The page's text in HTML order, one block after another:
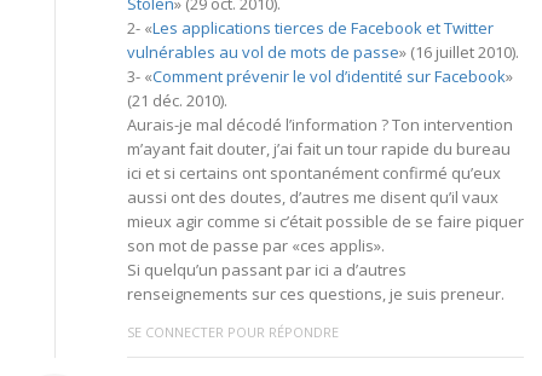
2- «Les applications tierces de Facebook et Twitter
vulnérables au vol de mots de passe» (16 juillet 2010).
3- «Comment prévenir le vol d’identité sur Facebook»
(21 déc. 2010).
Aurais-je mal décodé l’information ? Ton intervention
m’ayant fait douter, j’ai fait un tour rapide du bureau
ici et si certains ont spontanément confirmé qu’eux
aussi ont des doutes, d’autres me disent qu’il vaux
mieux agir comme si c’était possible de se faire piquer
son mot de passe par «ces applis».
Si quelqu’un passant par ici a d’autres
renseignements sur ces questions, je suis preneur.
SE CONNECTER POUR RÉPONDRE